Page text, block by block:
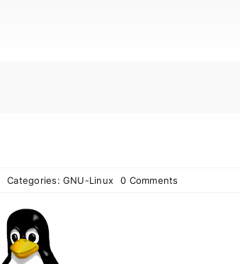
Categories:GNU-Linux 0 Comments